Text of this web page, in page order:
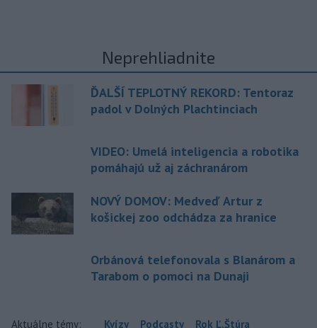
Neprehliadnite
ĎALŠÍ TEPLOTNÝ REKORD: Tentoraz
padol v Dolných Plachtinciach
VIDEO: Umelá inteligencia a robotika
pomáhajú už aj záchranárom
NOVÝ DOMOV: Medveď Artur z
košickej zoo odchádza za hranice
Orbánová telefonovala s Blanárom a
Tarabom o pomoci na Dunaji
Aktuálne témy: Kvízy Podcasty Rok Ľ.Štúra